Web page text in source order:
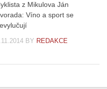
z Mikulova Ján
Víno a sport se
BY REDAKCE